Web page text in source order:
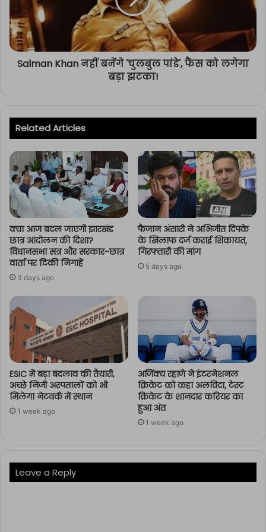
Salman Khan नहीं बनेंगे 'चुलबुल पांडे', फैंस को लगेगा
बड़ा झटका!
Related Articles
क्या आज बदल जाएगी झारखंड
छात्र आंदोलन की दिशा?
विधानसभा सत्र और सरकार-छात्र
वार्ता पर टिकी निगाहें
3 days ago
फैजान अंसारी ने अभिजीत दिपके
के खिलाफ दर्ज कराई शिकायत,
गिरफ्तारी की मांग
5 days ago
ESIC में बड़ा बदलाव की तैयारी,
अच्छे निजी अस्पतालों को भी
मिलेगा नेटवर्क में स्थान
1 week ago
अजिंक्य रहाणे ने इंटरनेशनल
क्रिकेट को कहा अलविदा, टेस्ट
क्रिकेट के शानदार करियर का
हुआ अंत
1 week ago
Leave a Reply